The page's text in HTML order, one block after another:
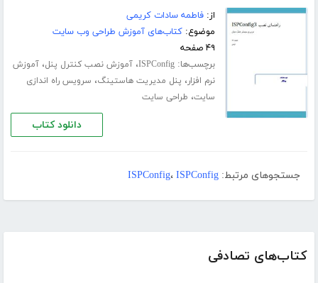
کتاب‌های تصادفی
از:فاطمه سادات کریمی
موضوع:کتاب‌های آموزش طراحی وب سایت
۴۹ صفحه
برچسب‌ها:ISPConfig،آموزش نصب کنترل پنل،آموزش
نرم افزار، پنل مدیریت هاستینگ، سرویس راه اندازی
سایت، طراحی سایت
دانلود کتاب
جستجوهای مرتبط: ISPConfig، ISPConfig